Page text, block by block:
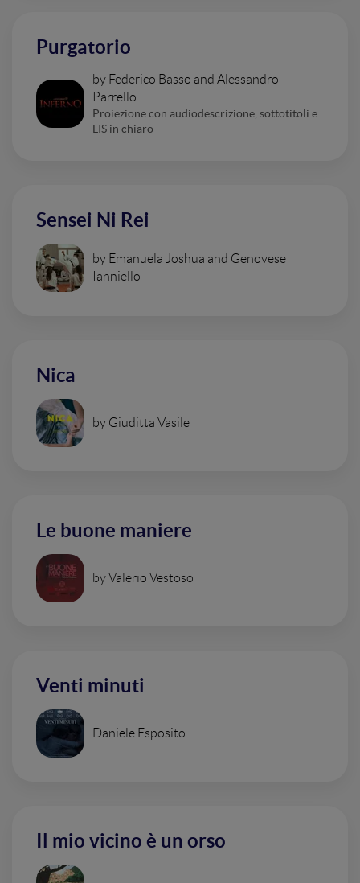
Purgatorio
by Federico Basso and Alessandro
Parrello
Proiezione con audiodescrizione, sottotitoli e
LIS in chiaro
Sensei Ni Rei
by Emanuela Joshua and Genovese
Ianniello
Nica
by Giuditta Vasile
Le buone maniere
by Valerio Vestoso
Venti minuti
Daniele Esposito
Il mio vicino è un orso